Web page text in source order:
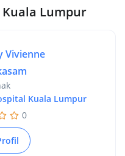
Lumpur
Vivienne
Kuala Lumpur
0